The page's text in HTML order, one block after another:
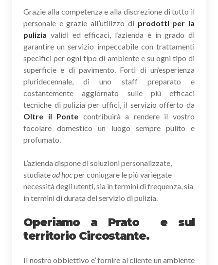
Grazie alla competenza e alla discrezione di tutto il
personale e grazie all’utilizzo di prodotti per la
pulizia validi ed efficaci, l’azienda è in grado di
garantire un servizio impeccabile con trattamenti
specifici per ogni tipo di ambiente e su ogni tipo di
superficie e di pavimento. Forti di un’esperienza
pluridecennale, di uno staff preparato e
costantemente aggiornato sulle più efficaci
tecniche di pulizia per uffici, il servizio offerto da
Oltre il Ponte contribuirà a rendere il vostro
focolare domestico un luogo sempre pulito e
profumato.
L’azienda dispone di soluzioni personalizzate,
studiatead hocper coniugare le più variegate
necessità degli utenti, sia in termini di frequenza, sia
in termini di durata del servizio di pulizia.
Operiamo a Prato e sul
territorio Circostante.
Il nostro obbiettivo e’ fornire al cliente un ambiente